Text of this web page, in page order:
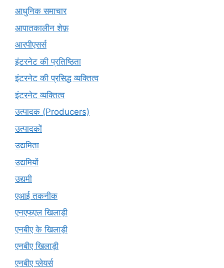
आधुनिक समाचार
आपातकालीन शेफ़
आरपीएसर्स
इंटरनेट की प्रतिष्ठिता
इंटरनेट की प्रसिद्ध व्यक्तित्व
इंटरनेट व्यक्तित्व
उत्पादक (Producers)
उत्पादकों
उद्यमिता
उद्यमियों
उद्यमी
एआई तकनीक
एनएफएल खिलाड़ी
एनबीए के खिलाड़ी
एनबीए खिलाड़ी
एनबीए प्लेयर्स